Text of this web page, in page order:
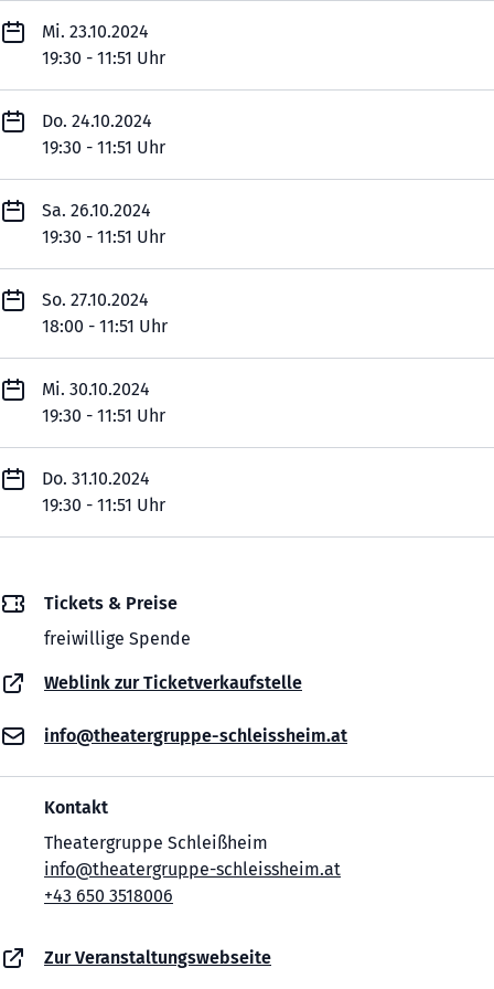
Mi. 23.10.2024
19:30 - 11:51 Uhr
Do. 24.10.2024
19:30 - 11:51 Uhr
Sa. 26.10.2024
19:30 - 11:51 Uhr
So. 27.10.2024
18:00 - 11:51 Uhr
Mi. 30.10.2024
19:30 - 11:51 Uhr
Do. 31.10.2024
19:30 - 11:51 Uhr
Tickets & Preise
freiwillige Spende
Weblink zur Ticketverkaufstelle
info@theatergruppe-schleissheim.at
Kontakt
Theatergruppe Schleißheim
info@theatergruppe-schleissheim.at
+43 650 3518006
Zur Veranstaltungswebseite